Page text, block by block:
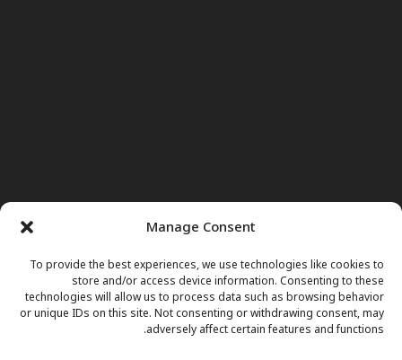
Manage Consent
To provide the best experiences, we use technologies like cookies to
store and/or access device information. Consenting to these
technologies will allow us to process data such as browsing behavior
or unique IDs on this site. Not consenting or withdrawing consent, may
adversely affect certain features and functions.